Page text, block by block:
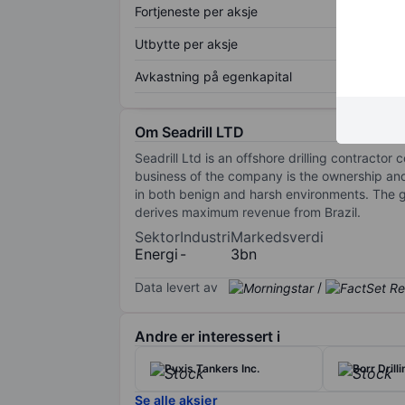
Fortjeneste per aksje
Utbytte per aksje
Avkastning på egenkapital
Om Seadrill LTD
Seadrill Ltd is an offshore drilling contractor
business of the company is the ownership
in both benign and harsh environments.
derives maximum revenue from Brazil.
Sektor
Energi
Industri
-
Markedsverdi
3bn
Data levert av /
Andre er interessert i
Pyxis Tankers Inc. Borr
Se alle aksjer